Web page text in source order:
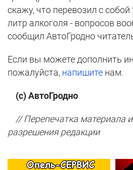
скажу, что перевозил с собой
литр алкоголя - вопросов
сообщил АвтоГродно
Если вы можете дополнить
пожалуйста, напишите нам.
(с) АвтоГродно
// Перепечатка материала
разрешения редакции